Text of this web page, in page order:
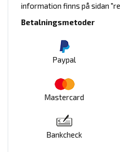
information finns på sidan
Betalningsmetoder
Paypal
Mastercard
Bankcheck